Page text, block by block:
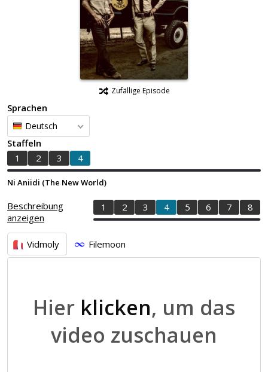
Zufällige Episode
Sprachen
Deutsch
Staffeln
1
2 3 4
Ni Aniidi (The New World)
1 2 3 4 5 6 7 8
Beschreibung
anzeigen
Vidmoly Filemoon
Hier klicken, um das
video zuschauen